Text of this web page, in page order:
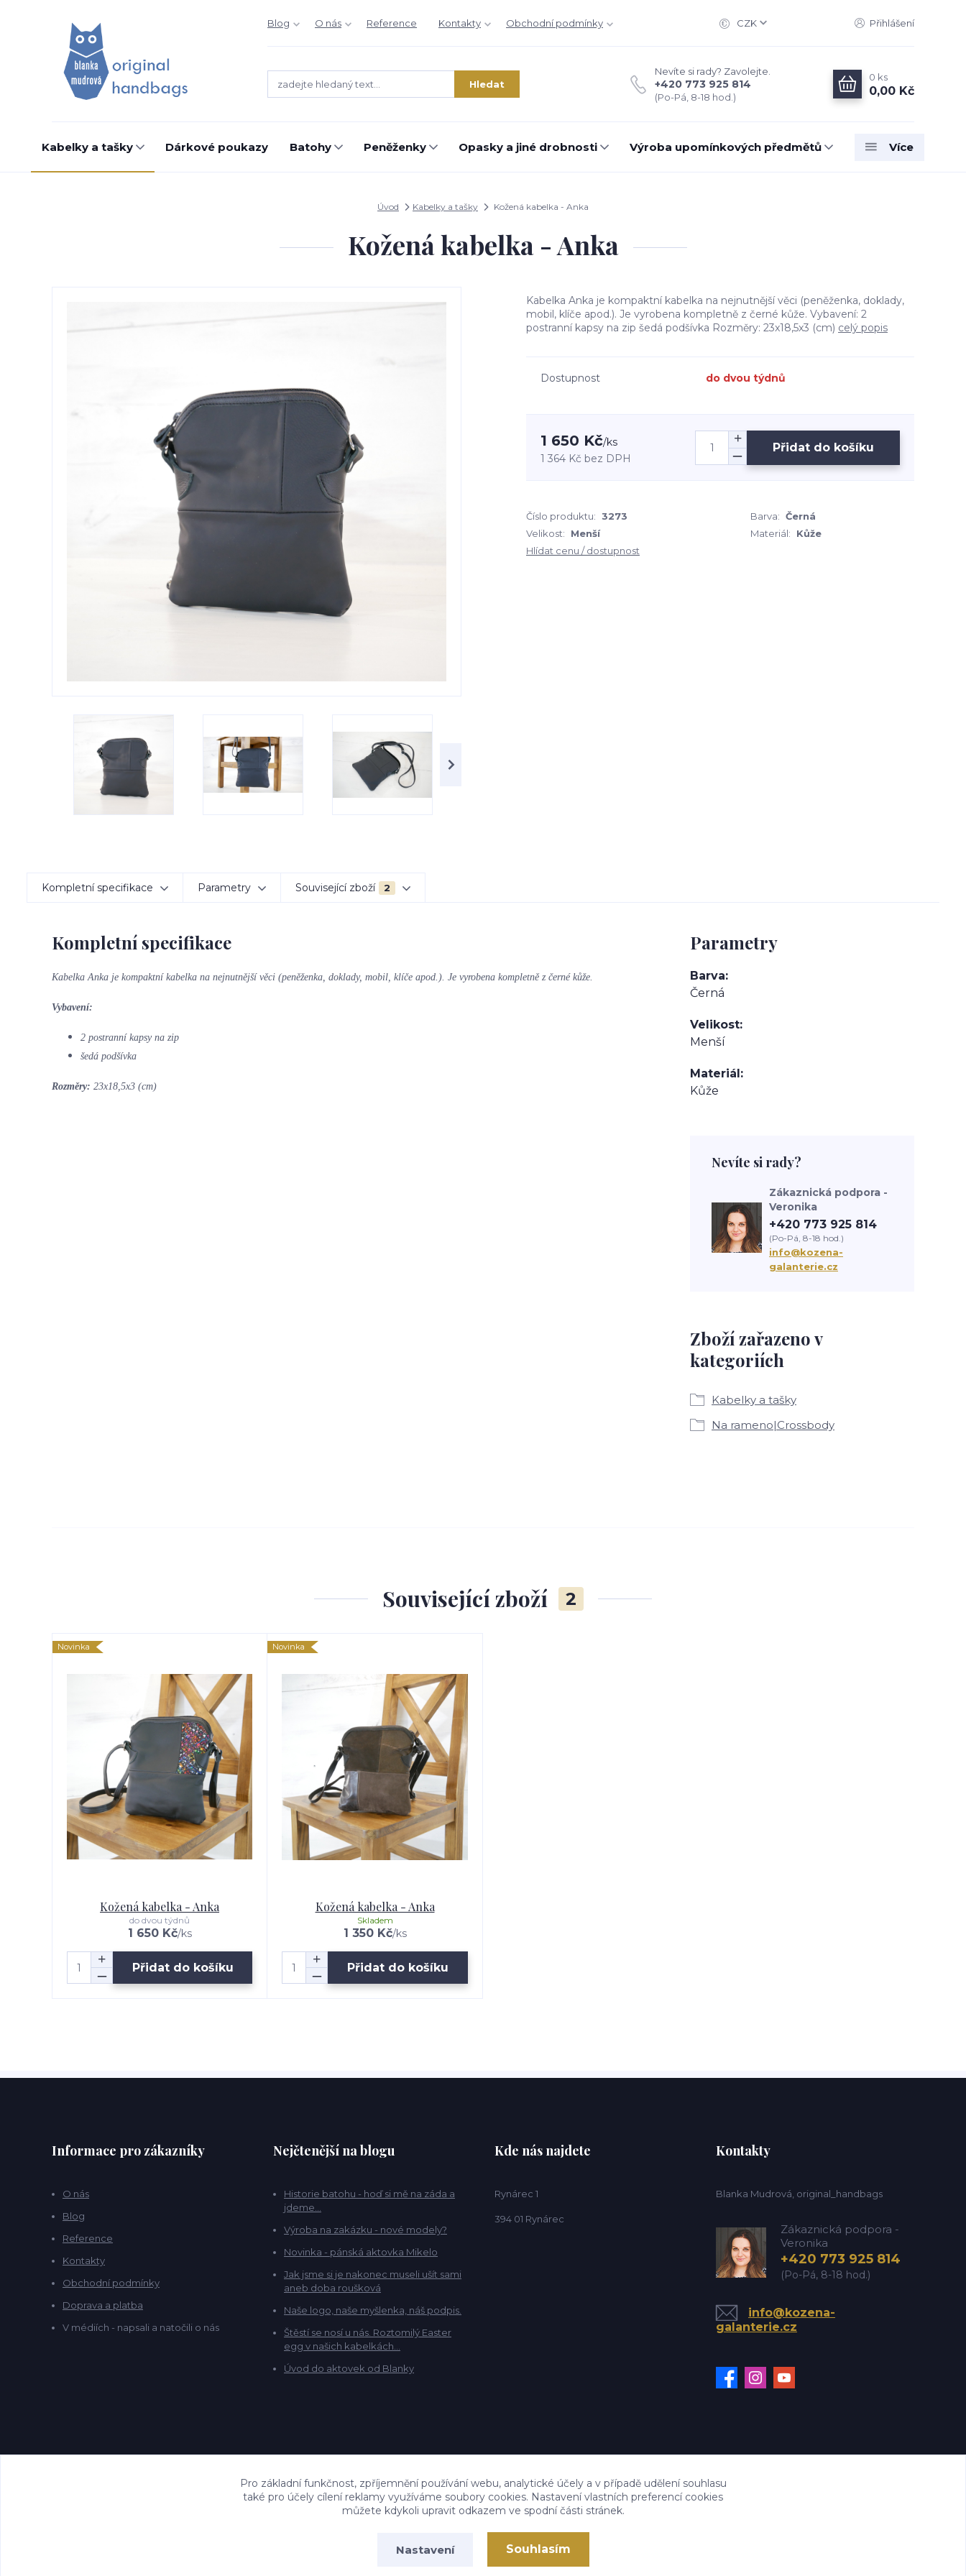
Blog O nás Reference Kontakty Obchodní podmínky CZK Přihlášení
Hledat
Nevíte si rady? Zavolejte.
+420 773 925 814
(Po-Pá, 8-18 hod.)
0 ks
0,00 Kč
Kabelky a tašky Dárkové poukazy Batohy Peněženky Opasky a jiné drobnosti Výroba upomínkových předmětů Více
Úvod Kabelky a tašky Kožená kabelka - Anka
Kožená kabelka - Anka
Kabelka Anka je kompaktní kabelka na nejnutnější věci (peněženka, doklady,
mobil, klíče apod.). Je vyrobena kompletně z černé kůže. Vybavení: 2
postranní kapsy na zip šedá podšívka Rozměry: 23x18,5x3 (cm) celý popis
Dostupnost do dvou týdnů
1 650 Kč/ks
1 364 Kč bez DPH
Přidat do košíku
Číslo produktu: 3273 Barva: Černá
Velikost:
Menší Materiál:
Kůže
Hlídat cenu / dostupnost
Kompletní specifikace Parametry Související zboží 2
Kompletní specifikace
Kabelka Anka je kompaktní kabelka na nejnutnější věci (peněženka, doklady, mobil, klíče apod.). Je vyrobena kompletně z černé kůže.
Vybavení:
2 postranní kapsy na zip
šedá podšívka
Rozměry: 23x18,5x3 (cm)
Parametry
Barva
Černá
Velikost
Menší
Materiál
Kůže
Zboží zařazeno v
kategoriích
Kabelky a tašky
Na rameno|Crossbody
Nevíte si rady?
Zákaznická podpora -
Veronika
+420 773 925 814
(Po-Pá, 8-18 hod.)
info@kozena-
galanterie.cz
Související zboží 2
Novinka
Kožená kabelka - Anka
1 650 Kč/ks
do dvou týdnů
Přidat do košíku
Novinka
Kožená kabelka - Anka
1 350 Kč/ks
Skladem
Přidat do košíku
Informace pro zákazníky
O nás
Blog
Reference
Kontakty
Obchodní podmínky
Doprava a platba
V médiích - napsali a natočili o nás
Nejčtenější na blogu
Historie batohu - hoď si mě na záda a
jdeme...
Výroba na zakázku - nové modely?
Novinka - pánská aktovka Mikelo
Jak jsme si je nakonec museli ušít sami
aneb doba roušková
Naše logo, naše myšlenka, náš podpis.
Štěstí se nosí u nás. Roztomilý Easter
egg v našich kabelkách...
Úvod do aktovek od Blanky
Kde nás najdete
Rynárec 1
394 01 Rynárec
Kontakty
Blanka Mudrová, original_handbags
Zákaznická podpora -
Veronika
+420 773 925 814
(Po-Pá, 8-18 hod.)
info@kozena-
galanterie.cz
Pro základní funkčnost, zpříjemnění používání webu, analytické účely a v případě udělení souhlasu
také pro účely cílení reklamy využíváme soubory cookies. Nastavení vlastních preferencí cookies
můžete kdykoli upravit odkazem ve spodní části stránek.
Nastavení Souhlasím